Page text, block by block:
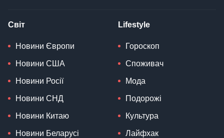
Світ
Новини Європи
Новини США
Новини Росії
Новини СНД
Новини Китаю
Новини Беларусі
Lifestyle
Гороскоп
Споживач
Мода
Подорожі
Культура
Лайфхак